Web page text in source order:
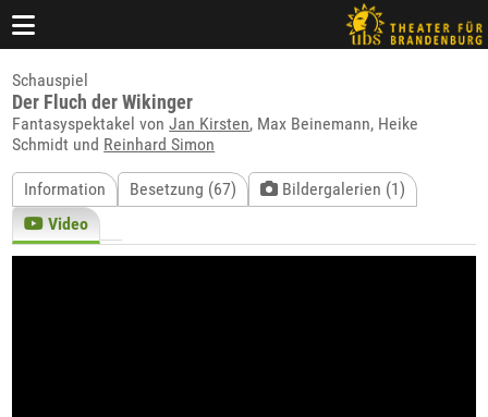
Schauspiel
Der Fluch der Wikinger
Fantasyspektakel vonJan Kirsten, Max Beinemann, Heike
Schmidt und Reinhard Simon
Information Besetzung (67)
Bildergalerien (1)
Video